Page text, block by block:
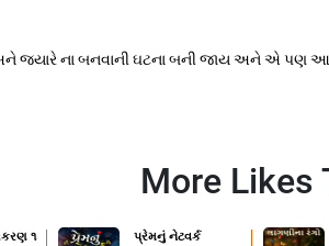
જયારે ના બનવાની ઘટના બની જાય અને એ પણ
More Likes
૧ પ્રેમનું નેટવર્ક